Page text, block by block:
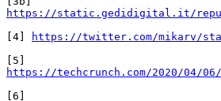
https://static.gedidigital.it/
[4]
https://twitter.com/mikarv/
https://techcrunch.com/2020/04/